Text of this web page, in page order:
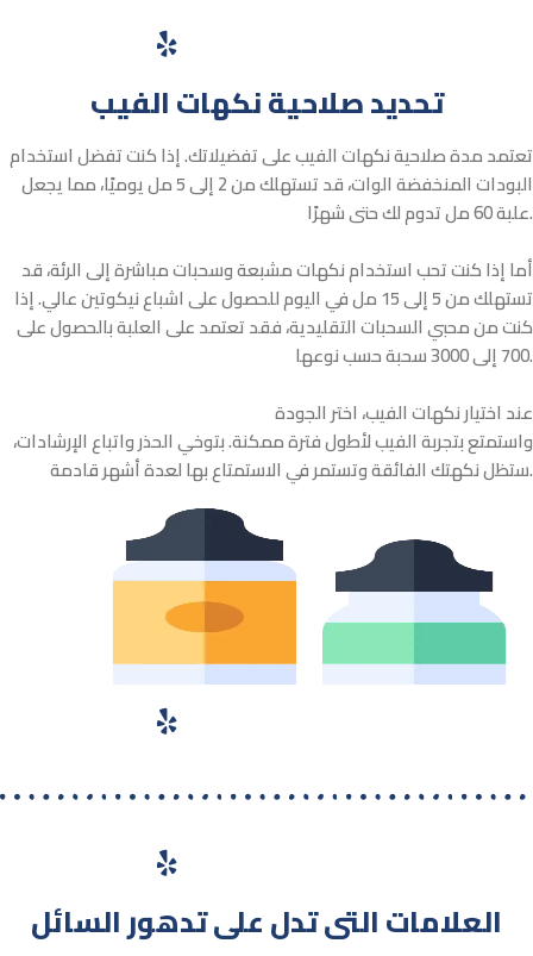
تحديد صلاحية نكهات الفيب
تعتمد مدة صلاحية نكهات الفيب على تفضيلاتك. إذا كنت تفضل استخدام
البودات المنخفضة الوات، قد تستهلك من 2 إلى 5 مل يوميًا، مما يجعل
علبة 60 مل تدوم لك حتى شهرًا.
أما إذا كنت تحب استخدام نكهات مشبعة وسحبات مباشرة إلى الرئة، قد
تستهلك من 5 إلى 15 مل في اليوم للحصول على اشباع نيكوتين عالي. إذا
كنت من محبي السحبات التقليدية، فقد تعتمد على العلبة بالحصول على
700 إلى 3000 سحبة حسب نوعها.
عند اختيار نكهات الفيب، اختر الجودة
واستمتع بتجربة الفيب لأطول فترة ممكنة. بتوخي الحذر واتباع الإرشادات،
ستظل نكهتك الفائقة وتستمر في الاستمتاع بها لعدة أشهر قادمة.
العلامات التى تدل على تدهور السائل